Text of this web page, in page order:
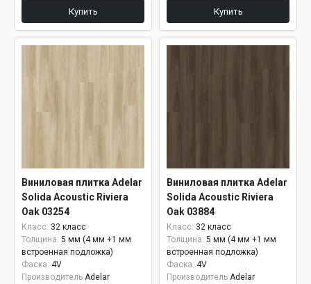
Купить Купить
Виниловая плитка Adelar
Solida Acoustic Riviera
Oak 03254
Класс: 32 класс
Толщина: 5 мм (4 мм +1 мм
встроенная подложка)
Фаска: 4V
Производитель Adelar
Виниловая плитка Adelar
Solida Acoustic Riviera
Oak 03884
Класс: 32 класс
Толщина: 5 мм (4 мм +1 мм
встроенная подложка)
Фаска: 4V
Производитель Adelar